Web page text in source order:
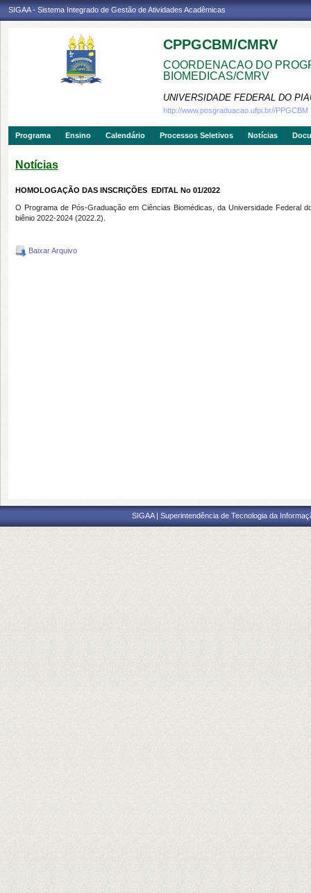
SIGAA - Sistema Integrado de Gestão de Atividades Acadêmicas
CPPGCBM/CMRV
COORDENACAO DO
BIOMEDICAS/CMRV
UNIVERSIDADE FEDERAL DO
http://www.posgraduacao.ufpi.br//PPGCBM
Programa Ensino Calendário Processos Seletivos Notícias
Notícias
HOMOLOGAÇÃO DAS INSCRIÇÕES  EDITAL No 01/2022
O Programa de Pós-Graduação em Ciências Biomédicas, da Universidade
biênio 2022-2024 (2022.2)
Baixar Arquivo
SIGAA | Superintendência de Tecnologia da